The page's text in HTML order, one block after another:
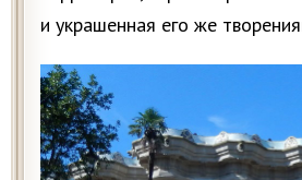
и украшенная его же